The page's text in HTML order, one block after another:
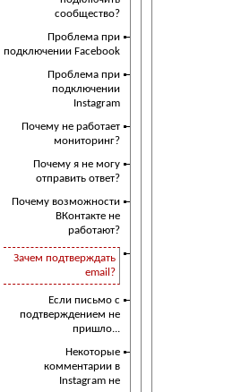
сообщество?
Проблема при
подключении Facebook
Проблема при
подключении
Instagram
Почему не работает
мониторинг?
Почему я не могу
отправить ответ?
Почему возможности
ВКонтакте не
работают?
Зачем подтверждать
email?
Если письмо с
подтверждением не
пришло...
Некоторые
комментарии в
Instagram не